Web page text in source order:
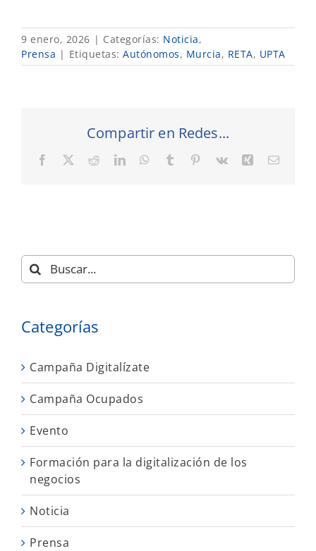
9 enero, 2026 | Categorías: Noticia,
Prensa | Etiquetas: Autónomos, Murcia, RETA, UPTA
Compartir en Redes...
Facebook RedditLinkedInWhatsApp
Tumblr Pinterest
Vk XingCorreo
Buscar:
Categorías
Campaña Digitalízate
Campaña Ocupados
Evento
Formación para la digitalización de los
negocios
Noticia
Prensa